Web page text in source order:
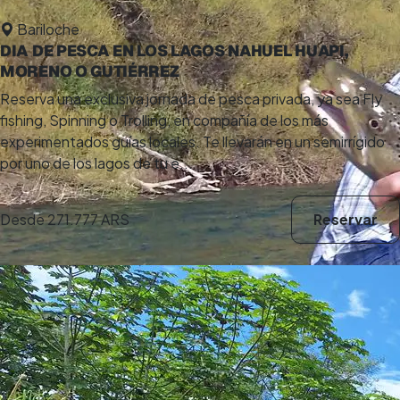
Bariloche
DIA DE PESCA EN LOS LAGOS NAHUEL HUAPI,
MORENO O GUTIÉRREZ
Reserva una exclusiva jornada de pesca privada, ya sea Fly
fishing, Spinning o Trolling, en compañía de los más
experimentados guías locales. Te llevarán en un semirrígido
por uno de los lagos de tu e...
Desde271.777 ARS Reservar